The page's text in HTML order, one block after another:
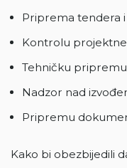
Priprema tendera
Kontrolu
Tehničku
Nadzor nad
Pripremu
Kako bi obezbijedili